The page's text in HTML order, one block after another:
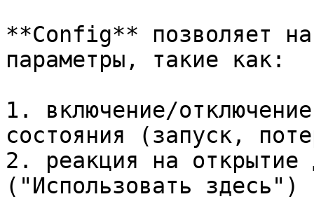
**Config** позволяет
параметры, такие как:
1. включение/
состояния (запуск,
2. реакция на открытие
("Использовать здесь")